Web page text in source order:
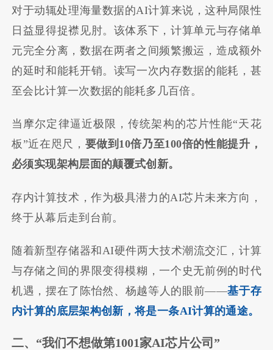
对于动辄处理海量数据的AI计算来说，这种局限性
日益显得捉襟见肘。该体系下，计算单元与存储单
元完全分离，数据在两者之间频繁搬运，造成额外
的延时和能耗开销。读写一次内存数据的能耗，甚
至会比计算一次数据的能耗多几百倍。
当摩尔定律逼近极限，传统架构的芯片性能“天花
板”近在咫尺， 要做到 10倍乃至100倍的性能提升，
必须实现架构层面的颠覆式创新。
存内计算技术，作为极具潜力的AI芯片未来方向，
终于从幕后走到台前。
随着新型存储器和AI硬件两大技术潮流交汇，计算
与存储之间的界限变得模糊，一个史无前例的时代
机遇，摆在了陈怡然、杨越等人的眼前——基于存
内计算的底层架构创新，将是一条AI计算的通途。
二、 “我们不想做第1001家AI芯片公司”